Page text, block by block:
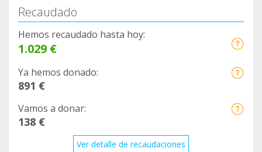
Recaudado
Hemos recaudado hasta hoy:
1.029 €
Ya hemos donado:
891 €
Vamos a donar:
138 €
Ver detalle de recaudaciones